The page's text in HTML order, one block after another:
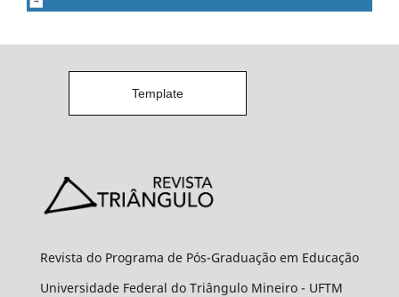
Template
Revista do Programa de Pós-Graduação em Educação
Universidade Federal do Triângulo Mineiro - UFTM